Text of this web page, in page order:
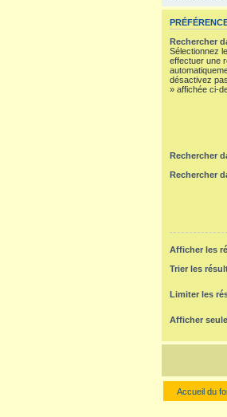
Rechercher
Sélectionnez
effectuer une
désactivez
» affichée ci-
Rechercher
Rechercher
Afficher les
Trier les
Limiter les
Afficher
Accueil du